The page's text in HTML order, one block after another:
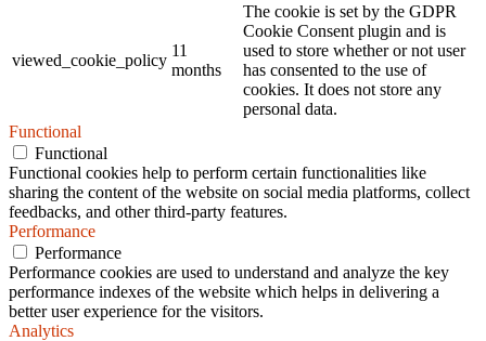
viewed_cookie_policy
11
months
The cookie is set by the GDPR
Cookie Consent plugin and is
used to store whether or not user
has consented to the use of
cookies. It does not store any
personal data.
Functional
Functional
Functional cookies help to perform certain functionalities like
sharing the content of the website on social media platforms, collect
feedbacks, and other third-party features.
Performance
Performance
Performance cookies are used to understand and analyze the key
performance indexes of the website which helps in delivering a
better user experience for the visitors.
Analytics